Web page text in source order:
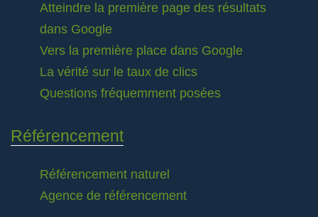
Atteindre la première page des résultats
dans Google
Vers la première place dans Google
La vérité sur le taux de clics
Questions fréquemment posées
Référencement
Référencement naturel
Agence de référencement